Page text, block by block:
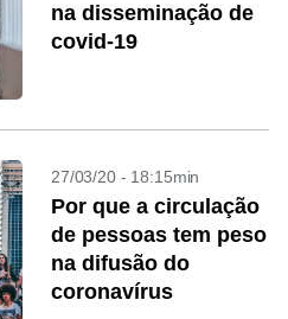
na disseminação de
covid-19
27/03/20 - 18:15min
Por que a circulação
de pessoas tem peso
na difusão do
coronavírus